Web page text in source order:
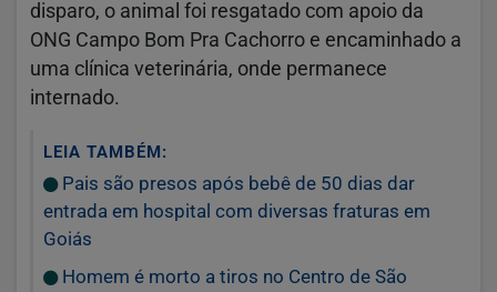
disparo, o animal foi resgatado com apoio da
ONG Campo Bom Pra Cachorro e encaminhado a
uma clínica veterinária, onde permanece
internado.
LEIA TAMBÉM:
Pais são presos após bebê de 50 dias dar
entrada em hospital com diversas fraturas em
Goiás
Homem é morto a tiros no Centro de São